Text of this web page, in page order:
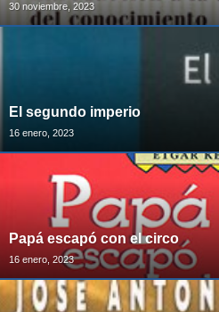
30 noviembre, 2023
El segundo imperio
16 enero, 2023
Papá escapó con el circo
16 enero, 2023